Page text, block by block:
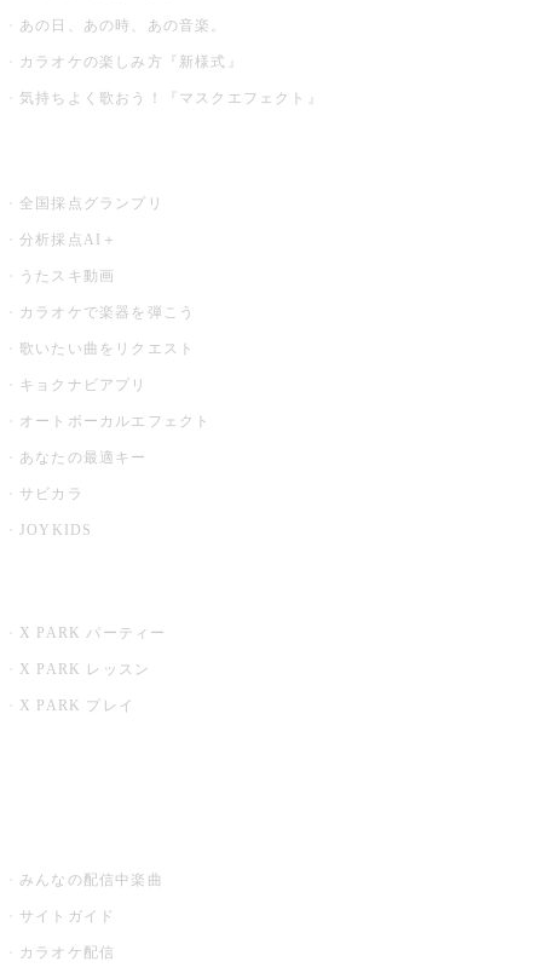
あの日、あの時、あの音楽。
カラオケの楽しみ方『新様式』
気持ちよく歌おう！『マスクエフェクト』
全国採点グランプリ
分析採点AI＋
うたスキ動画
カラオケで楽器を弾こう
歌いたい曲をリクエスト
キョクナビアプリ
オートボーカルエフェクト
あなたの最適キー
サビカラ
JOYKIDS
X PARK パーティー
X PARK レッスン
X PARK プレイ
みんなの配信中楽曲
サイトガイド
カラオケ配信